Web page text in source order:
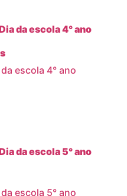
escola 4° ano
escola 5° ano